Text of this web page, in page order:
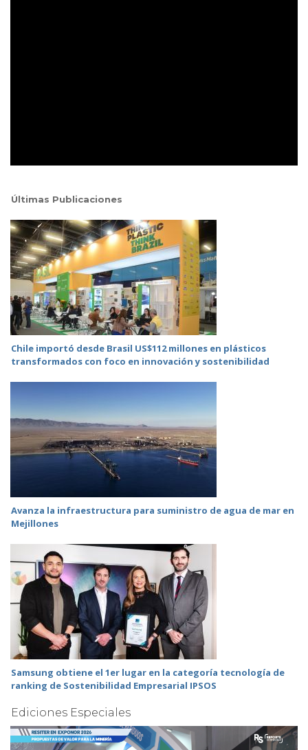
Últimas Publicaciones
Chile importó desde Brasil US$112 millones en plásticos
transformados con foco en innovación y sostenibilidad
Avanza la infraestructura para suministro de agua de mar en
Mejillones
Samsung obtiene el 1er lugar en la categoría tecnología de
ranking de Sostenibilidad Empresarial IPSOS
Ediciones Especiales